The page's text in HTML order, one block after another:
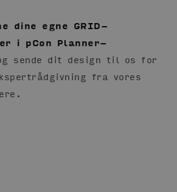
dine egne GRID-
i pCon Planner-
sende dit design til os for
fra vores